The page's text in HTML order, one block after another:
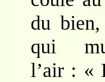
du
qui
l’air : «